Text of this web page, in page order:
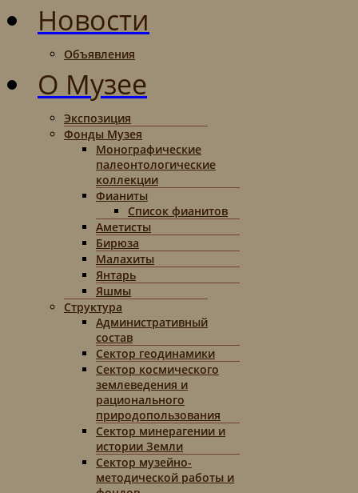
Новости
Объявления
О Музее
Экспозиция
Фонды Музея
Монографические
палеонтологические
коллекции
Фианиты
Список фианитов
Аметисты
Бирюза
Малахиты
Янтарь
Яшмы
Структура
Административный
состав
Сектор геодинамики
Сектор космического
землеведения и
рационального
природопользования
Сектор минерагении и
истории Земли
Сектор музейно-
методической работы и